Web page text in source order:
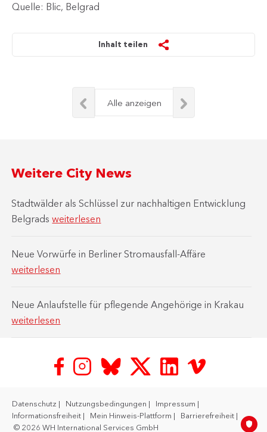
Quelle: Blic, Belgrad
Inhalt teilen
Alle anzeigen
Weitere City News
Stadtwälder als Schlüssel zur nachhaltigen Entwicklung
Belgradsweiterlesen
Neue Vorwürfe in Berliner Stromausfall-Affäre
weiterlesen
Neue Anlaufstelle für pflegende Angehörige in Krakau
weiterlesen
Datenschutz Nutzungsbedingungen
Impressum
Informationsfreiheit
Mein Hinweis-Plattform
Barrierefreiheit
© 2026 WH International Services GmbH